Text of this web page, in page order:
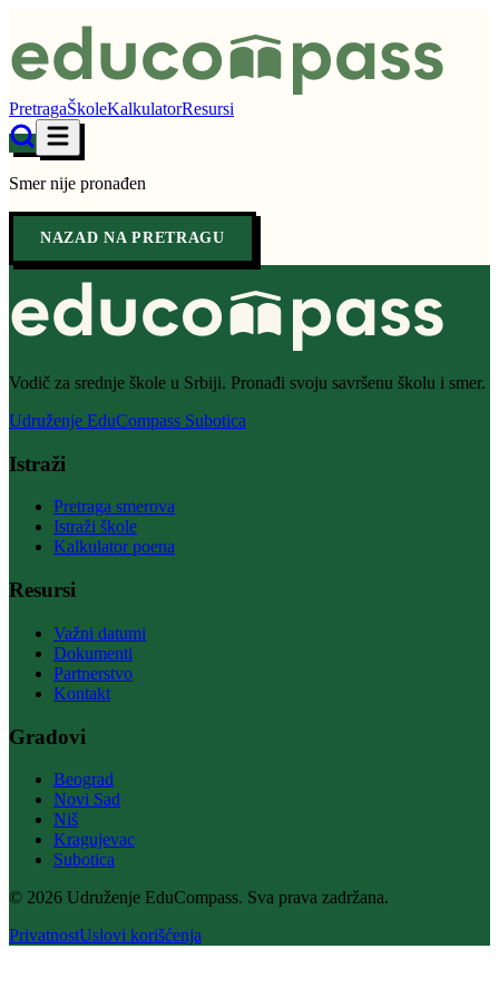
PretragaŠkoleKalkulatorResursi
Smer nije pronađen
NAZAD NA PRETRAGU
Vodič za srednje škole u Srbiji. Pronađi svoju savršenu školu i smer.
Udruženje EduCompass Subotica
Istraži
Pretraga smerova
Istraži škole
Kalkulator poena
Resursi
Važni datumi
Dokumenti
Partnerstvo
Kontakt
Gradovi
Beograd
Novi Sad
Niš
Kragujevac
Subotica
© 2026 Udruženje EduCompass. Sva prava zadržana.
PrivatnostUslovi korišćenja